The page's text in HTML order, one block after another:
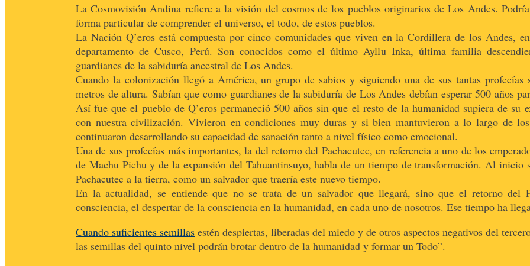
La Cosmovisión Andina refiere a la visión del cosmos de los pueblos originarios de Los Andes.
forma particular de comprender el universo, el todo, de estos pueblos.
La Nación Q’eros está compuesta por cinco comunidades que viven en la Cordillera de los Andes,
departamento de Cusco, Perú. Son conocidos como el último Ayllu Inka, última familia
guardianes de la sabiduría ancestral de Los Andes.
Cuando la colonización llegó a América, un grupo de sabios y siguiendo una de sus tantas
metros de altura. Sabían que como guardianes de la sabiduría de Los Andes debían esperar 500 años
Así fue que el pueblo de Q’eros permaneció 500 años sin que el resto de la humanidad supiera de su
con nuestra civilización. Vivieron en condiciones muy duras y si bien mantuvieron a lo largo de
continuaron desarrollando su capacidad de sanación tanto a nivel físico como emocional.
Una de sus profecías más importantes, la del retorno del Pachacutec, en referencia a uno de los
de Machu Pichu y de la expansión del Tahuantinsuyo, habla de un tiempo de transformación. Al inicio
Pachacutec a la tierra, como un salvador que traería este nuevo tiempo.
En la actualidad, se entiende que no se trata de un salvador que llegará, sino que el retorno del
consciencia, el despertar de la consciencia en la humanidad, en cada uno de nosotros. Ese tiempo ha
Cuando suficientes semillas estén despiertas, liberadas del miedo y de otros aspectos negativos del
las semillas del quinto nivel podrán brotar dentro de la humanidad y formar un Todo”.